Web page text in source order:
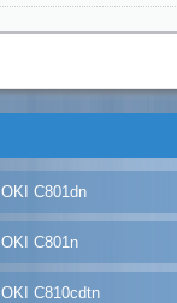
OKI C801dn
OKI C801n
OKI C810cdtn